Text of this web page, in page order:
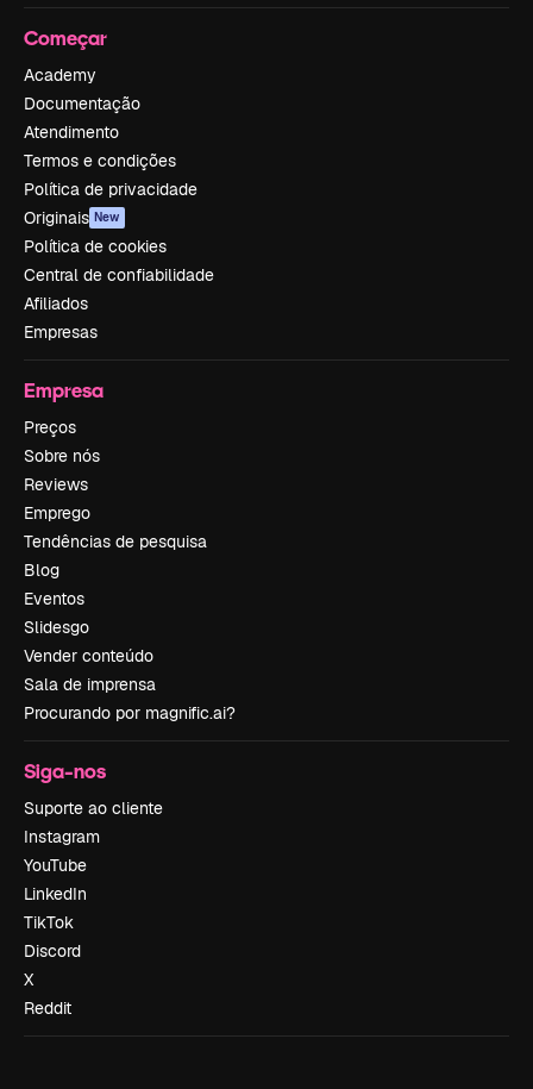
Começar
Academy
Documentação
Atendimento
Termos e condições
Política de privacidade
Originais New
Política de cookies
Central de confiabilidade
Afiliados
Empresas
Empresa
Preços
Sobre nós
Reviews
Emprego
Tendências de pesquisa
Blog
Eventos
Slidesgo
Vender conteúdo
Sala de imprensa
Procurando por magnific.ai?
Siga-nos
Suporte ao cliente
Instagram
YouTube
LinkedIn
TikTok
Discord
X
Reddit